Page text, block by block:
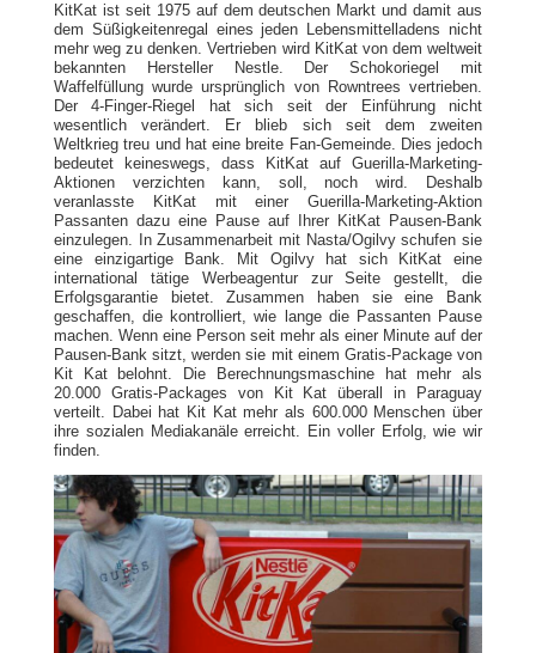
KitKat ist seit 1975 auf dem deutschen Markt und damit aus
dem Süßigkeitenregal eines jeden Lebensmittelladens nicht
mehr weg zu denken. Vertrieben wird KitKat von dem weltweit
bekannten Hersteller Nestle. Der Schokoriegel mit
Waffelfüllung wurde ursprünglich von Rowntrees vertrieben.
Der 4-Finger-Riegel hat sich seit der Einführung nicht
wesentlich verändert. Er blieb sich seit dem zweiten
Weltkrieg treu und hat eine breite Fan-Gemeinde. Dies jedoch
bedeutet keineswegs, dass KitKat auf Guerilla-Marketing-
Aktionen verzichten kann, soll, noch wird. Deshalb
veranlasste KitKat mit einer Guerilla-Marketing-Aktion
Passanten dazu eine Pause auf Ihrer KitKat Pausen-Bank
einzulegen. In Zusammenarbeit mit Nasta/Ogilvy schufen sie
eine einzigartige Bank. Mit Ogilvy hat sich KitKat eine
international tätige Werbeagentur zur Seite gestellt, die
Erfolgsgarantie bietet. Zusammen haben sie eine Bank
geschaffen, die kontrolliert, wie lange die Passanten Pause
machen. Wenn eine Person seit mehr als einer Minute auf der
Pausen-Bank sitzt, werden sie mit einem Gratis-Package von
Kit Kat belohnt. Die Berechnungsmaschine hat mehr als
20.000 Gratis-Packages von Kit Kat überall in Paraguay
verteilt. Dabei hat Kit Kat mehr als 600.000 Menschen über
ihre sozialen Mediakanäle erreicht. Ein voller Erfolg, wie wir
finden.